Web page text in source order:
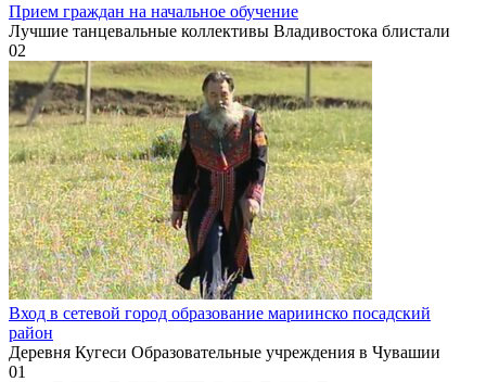
Прием граждан на начальное обучение
Лучшие танцевальные коллективы Владивостока блистали
02
Вход в сетевой город образование мариинско посадский
район
Деревня Кугеси Образовательные учреждения в Чувашии
01